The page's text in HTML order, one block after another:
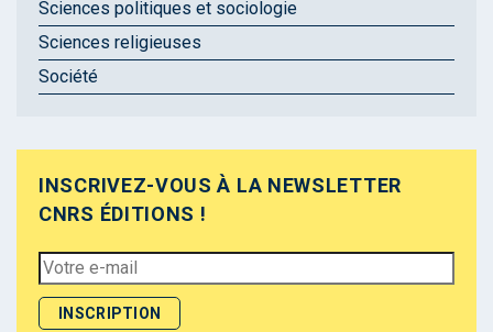
Sciences politiques et sociologie
Sciences religieuses
Société
INSCRIVEZ-VOUS À LA NEWSLETTER
CNRS ÉDITIONS !